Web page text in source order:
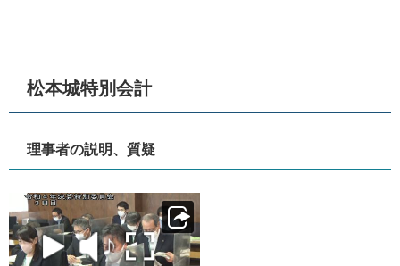
松本城特別会計
理事者の説明、質疑